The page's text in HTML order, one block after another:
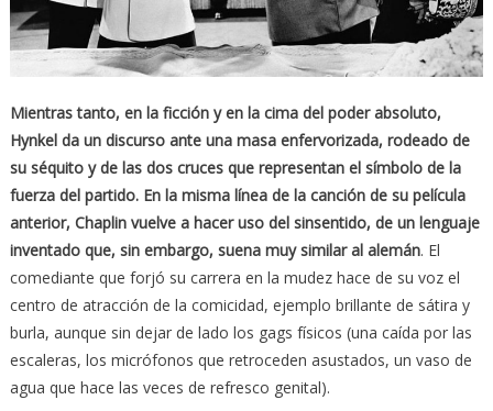
Mientras tanto, en la ficción y en la cima del poder absoluto,
Hynkel da un discurso ante una masa enfervorizada, rodeado de
su séquito y de las dos cruces que representan el símbolo de la
fuerza del partido. En la misma línea de la canción de su película
anterior, Chaplin vuelve a hacer uso del sinsentido, de un lenguaje
inventado que, sin embargo, suena muy similar al alemán. El
comediante que forjó su carrera en la mudez hace de su voz el
centro de atracción de la comicidad, ejemplo brillante de sátira y
burla, aunque sin dejar de lado los gags físicos (una caída por las
escaleras, los micrófonos que retroceden asustados, un vaso de
agua que hace las veces de refresco genital).